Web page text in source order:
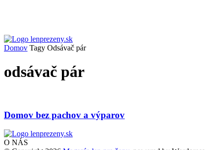
Domov Tagy Odsávač pár
odsávač pár
Domov bez pachov a výparov
O NÁS